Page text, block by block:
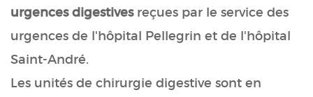
urgences digestives reçues par le service des
urgences de l'hôpital Pellegrin et de l'hôpital
Saint-André.
Les unités de chirurgie digestive sont en